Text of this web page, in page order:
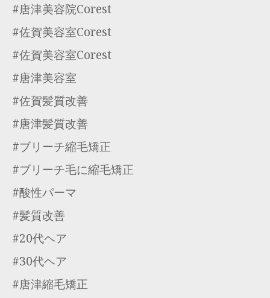
#唐津美容院Corest
#佐賀美容室Corest
#佐賀美容室Corest
#唐津美容室
#佐賀髪質改善
#唐津髪質改善
#ブリーチ縮毛矯正
#ブリーチ毛に縮毛矯正
#酸性パーマ
#髪質改善
#20代ヘア
#30代ヘア
#唐津縮毛矯正